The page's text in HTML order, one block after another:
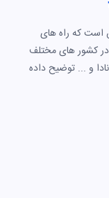
است که راه های
کشور های مختلف
و ... توضیح داده